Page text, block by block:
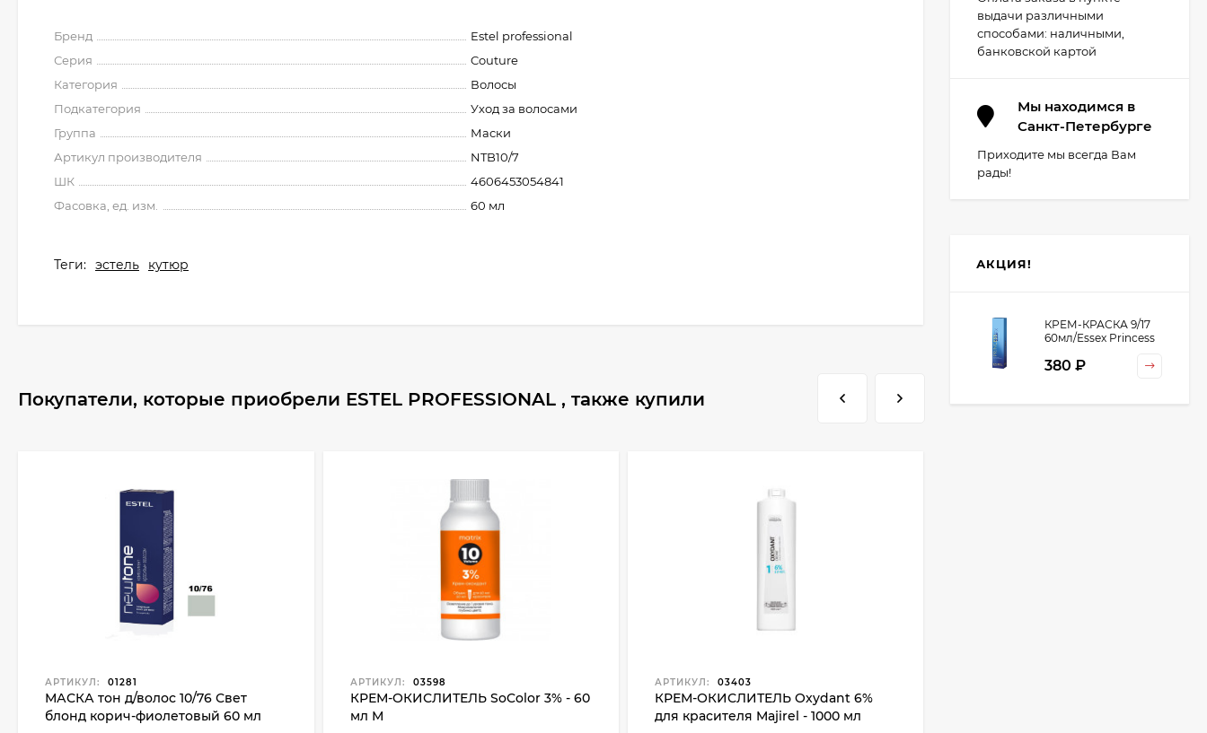
Бренд
Estel professional
Серия
Couture
Категория
Волосы
Подкатегория
Уход за волосами
Группа
Маски
Артикул производителя
NTB10/7
ШК
4606453054841
Фасовка, ед. изм.
60 мл
Теги: эстель кутюр
Покупатели, которые приобрели ESTEL PROFESSIONAL , также купили
АРТИКУЛ: 01281
МАСКА тон д/волос 10/76 Свет
блонд корич-фиолетовый 60 мл
АРТИКУЛ: 03598
КРЕМ-ОКИСЛИТЕЛЬ SoColor 3% - 60
мл М
АРТИКУЛ: 03403
КРЕМ-ОКИСЛИТЕЛЬ Oxydant 6%
для красителя Majirel - 1000 мл
выдачи различными
способами: наличными,
банковской картой
Мы находимся в
Санкт-Петербурге
Приходите мы всегда Вам
рады!
АКЦИЯ!
КРЕМ-КРАСКА 9/17
60мл/Essex Princess
380 ₽